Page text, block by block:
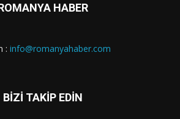
HABER
: info@romanyahaber.com
BİZİ TAKİP EDİN